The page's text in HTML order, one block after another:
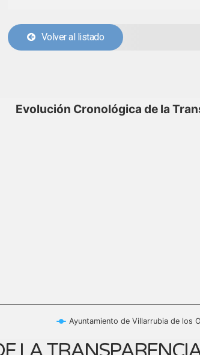
Volver al listado
Evolución Cronológica de la
Ayuntamiento de Villarrubia de los